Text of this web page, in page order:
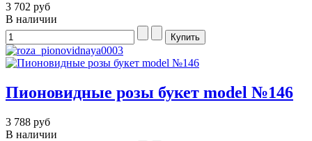
3 702 руб
В наличии
Пионовидные розы букет model №146
3 788 руб
В наличии